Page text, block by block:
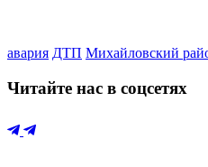
авария ДТП Михайловский
Читайте нас в соцсетях